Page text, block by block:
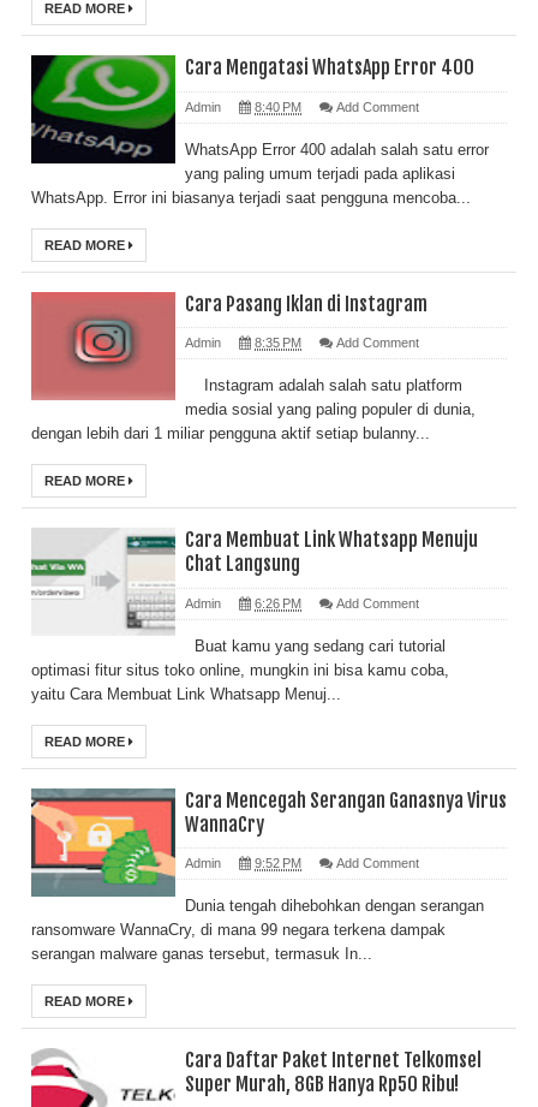
READ MORE
Cara Mengatasi WhatsApp Error 400
Admin 8:40 PM Add Comment
WhatsApp Error 400 adalah salah satu error
yang paling umum terjadi pada aplikasi
WhatsApp. Error ini biasanya terjadi saat pengguna mencoba...
READ MORE
Cara Pasang Iklan di Instagram
Admin 8:35 PM Add Comment
Instagram adalah salah satu platform
media sosial yang paling populer di dunia,
dengan lebih dari 1 miliar pengguna aktif setiap bulanny...
READ MORE
Cara Membuat Link Whatsapp Menuju
Chat Langsung
Admin 6:26 PM Add Comment
Buat kamu yang sedang cari tutorial
optimasi fitur situs toko online, mungkin ini bisa kamu coba,
yaitu Cara Membuat Link Whatsapp Menuj...
READ MORE
Cara Mencegah Serangan Ganasnya Virus
WannaCry
Admin 9:52 PM Add Comment
Dunia tengah dihebohkan dengan serangan
ransomware WannaCry, di mana 99 negara terkena dampak
serangan malware ganas tersebut, termasuk In...
READ MORE
Cara Daftar Paket Internet Telkomsel
Super Murah, 8GB Hanya Rp50 Ribu!